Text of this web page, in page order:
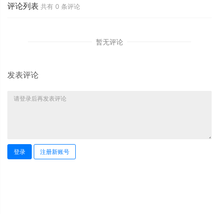
评论列表 共有 0 条评论
暂无评论
发表评论
登录 注册新账号